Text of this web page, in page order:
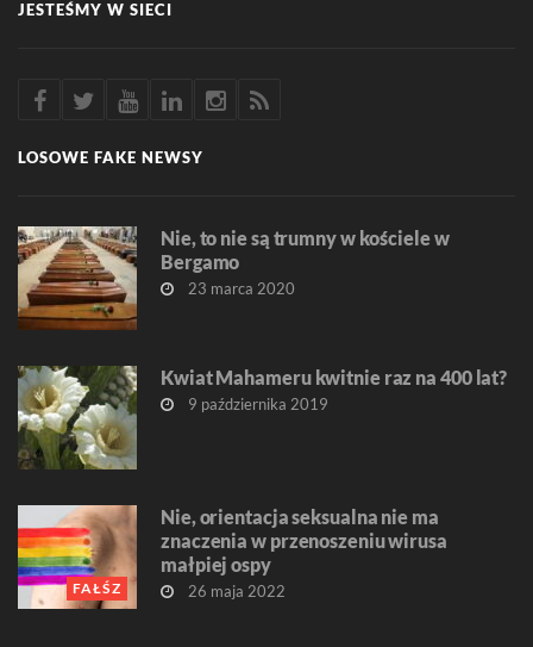
JESTEŚMY W SIECI
LOSOWE FAKE NEWSY
Nie, to nie są trumny w kościele w
Bergamo
23 marca 2020
Kwiat Mahameru kwitnie raz na 400 lat?
9 października 2019
FAŁŚZ
Nie, orientacja seksualna nie ma
znaczenia w przenoszeniu wirusa
małpiej ospy
26 maja 2022